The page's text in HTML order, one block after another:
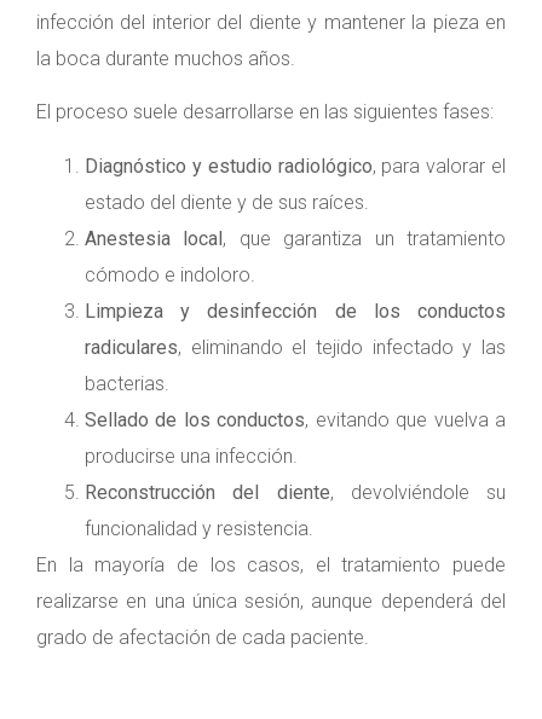
infección del interior del diente y mantener la pieza en
la boca durante muchos años.
El proceso suele desarrollarse en las siguientes fases:
Diagnóstico y estudio radiológico, para valorar el
estado del diente y de sus raíces.
Anestesia local, que garantiza un tratamiento
cómodo e indoloro.
Limpieza y desinfección de los conductos
radiculares, eliminando el tejido infectado y las
bacterias.
Sellado de los conductos, evitando que vuelva a
producirse una infección.
Reconstrucción del diente, devolviéndole su
funcionalidad y resistencia.
En la mayoría de los casos, el tratamiento puede
realizarse en una única sesión, aunque dependerá del
grado de afectación de cada paciente.